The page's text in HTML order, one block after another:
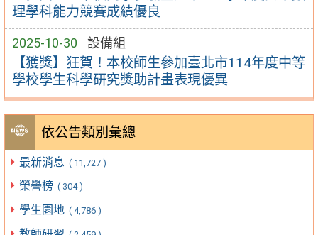
理學科能力競賽成績優良
2025-10-30 設備組
【獲獎】狂賀！本校師生參加臺北市114年度中等
學校學生科學研究獎助計畫表現優異
依公告類別彙總
最新消息 ( 11,727 )
榮譽榜 ( 304 )
學生園地 ( 4,786 )